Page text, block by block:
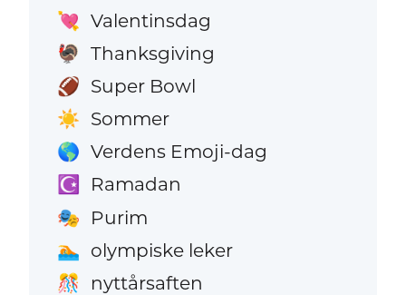
💘 Valentinsdag
🦃 Thanksgiving
🏈 Super Bowl
☀️ Sommer
🌎 Verdens Emoji-dag
☪️ Ramadan
🎭 Purim
🏊 olympiske leker
🎊 nyttårsaften